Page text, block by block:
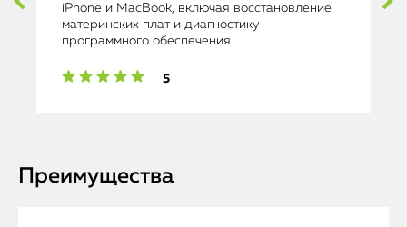
iPhone и MacBook, включая восстановление
материнских плат и диагностику
программного обеспечения.
5
Преимущества